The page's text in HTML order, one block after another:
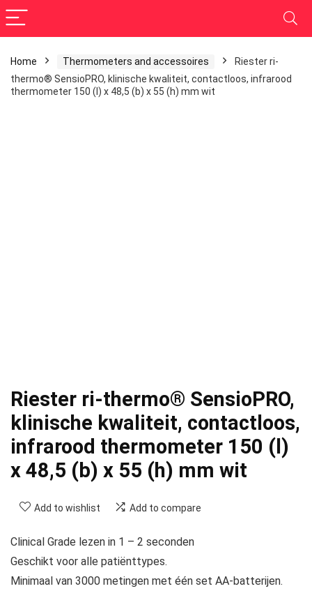
Home Thermometers and accessoires
Riester ri-
thermo® SensioPRO, klinische kwaliteit, contactloos, infrarood
thermometer 150 (l) x 48,5 (b) x 55 (h) mm wit
Riester ri-thermo® SensioPRO,
klinische kwaliteit, contactloos,
infrarood thermometer 150 (l)
x 48,5 (b) x 55 (h) mm wit
Add to wishlist Add to compare
Clinical Grade lezen in 1 – 2 seconden
Geschikt voor alle patiënttypes.
Minimaal van 3000 metingen met één set AA-batterijen.